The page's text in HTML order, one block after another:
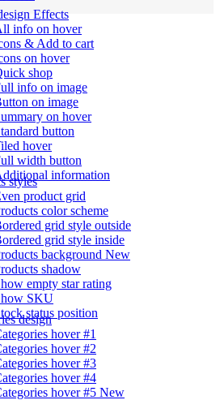
Effects
info on hover
& Add to cart
on hover
shop
info on image
on image
on hover
button
hover
width button
information
styles
product grid
color scheme
grid style outside
grid style inside
background New
shadow
empty star rating
SKU
status position
design
hover #1
hover #2
hover #3
hover #4
hover #5 New